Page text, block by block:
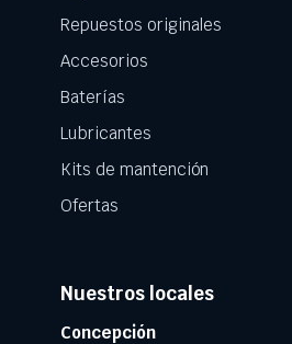
Repuestos originales
Accesorios
Baterías
Lubricantes
Kits de mantención
Ofertas
Nuestros locales
Concepción